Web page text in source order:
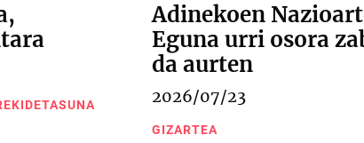
Adinekoen
Eguna urri osora
da aurten
2026/07/23
GIZARTEA